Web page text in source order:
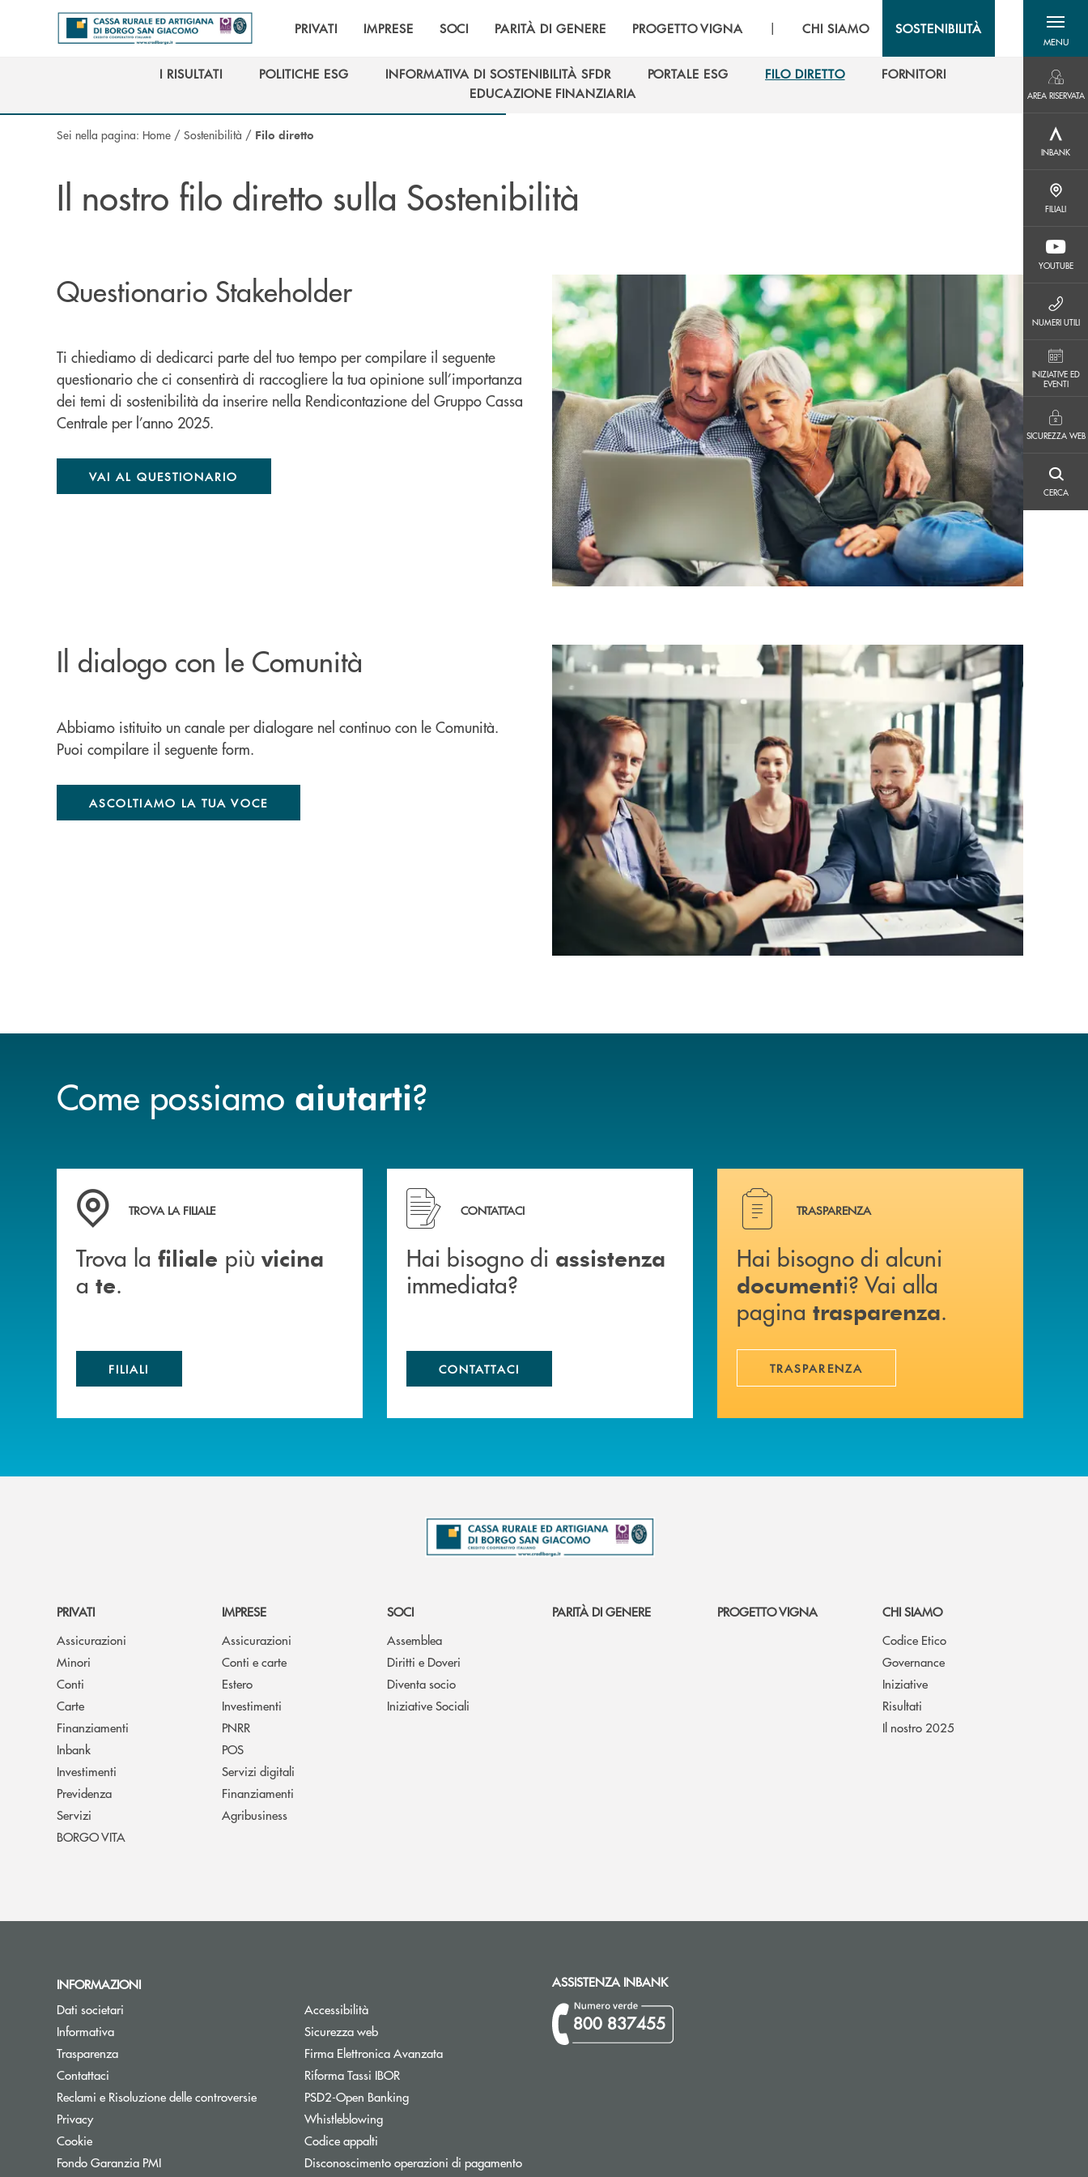
Salta al contenuto principale
PRIVATI IMPRESE SOCI PARITÀ DI GENERE PROGETTO VIGNA | CHI SIAMO SOSTENIBILITÀ
MENU
menu
AREA RISERVATA
AREA RISERVATA
INBANK
FILIALI
YOUTUBE
NUMERI UTILI
NUMERI UTILI
INIZIATIVE ED
EVENTI
INIZIATIVE ED EVENTI
SICUREZZA WEB
SICUREZZA WEB
CERCA
CERCA
I RISULTATI
POLITICHE ESG
INFORMATIVA DI SOSTENIBILITÀ SFDR
INFORMATIVA DI SOSTENIBILITÀ SFDR
PORTALE ESG
FILO DIRETTO
FORNITORI
EDUCAZIONE FINANZIARIA
EDUCAZIONE FINANZIARIA
Sei nella pagina: Home / Sostenibilità / Filo diretto
Il nostro filo diretto sulla Sostenibilità
Questionario Stakeholder
Ti chiediamo di dedicarci parte del tuo tempo per compilare il seguente
questionario che ci consentirà di raccogliere la tua opinione sull’importanza
dei temi di sostenibilità da inserire nella Rendicontazione del Gruppo Cassa
Centrale per l’anno 2025.
VAI AL QUESTIONARIO
Il dialogo con le Comunità
Abbiamo istituito un canale per dialogare nel continuo con le Comunità.
Puoi compilare il seguente form.
ASCOLTIAMO LA TUA VOCE
Come possiamo aiutarti?
Trova la filiale più vicina a te .
TROVA LA FILIALE
Trova la filiale più vicina
a te.
FILIALI
Hai bisogno di assistenza immediata?
CONTATTACI
Hai bisogno di assistenza
immediata?
CONTATTACI
Hai bisogno di alcuni document i? Vai alla pagina
TRASPARENZA
Hai bisogno di alcuni
documenti? Vai alla
pagina trasparenza.
TRASPARENZA
PRIVATI
Assicurazioni
Minori
Conti
Carte
Finanziamenti
Inbank
Investimenti
Previdenza
Servizi
BORGO VITA
IMPRESE
Assicurazioni
Conti e carte
Estero
Investimenti
PNRR
POS
Servizi digitali
Finanziamenti
Agribusiness
SOCI
Assemblea
Diritti e Doveri
Diventa socio
Iniziative Sociali
PARITÀ DI GENERE PROGETTO VIGNA
CHI SIAMO
Codice Etico
Governance
Iniziative
Risultati
Il nostro 2025
INFORMAZIONI
Dati societari
Informativa
Trasparenza
Contattaci
Reclami e Risoluzione delle controversie
Privacy
Cookie
Fondo Garanzia PMIApre una nuova finestra
Accessibilità
Sicurezza web
Firma Elettronica Avanzata
Riforma Tassi IBORApre una nuova finestra
PSD2-Open BankingApre una nuova finestra
Whistleblowing
Codice appalti
Disconoscimento operazioni di pagamento
ASSISTENZA INBANK
800 837455